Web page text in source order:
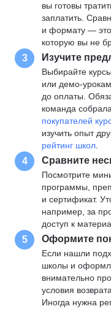
вы готовы
заплатить.
и формату —
которую вы не
3 Изучите
Выбирайте
или демо-
до оплаты.
команда
покупателей
изучить опыт
рейтинг школ
4 Сравните
Посмотрите
программы,
и сертификат.
например, за
доступ к
5 Оформите
Если нашли
школы и
внимательно
условия
Иногда нужна